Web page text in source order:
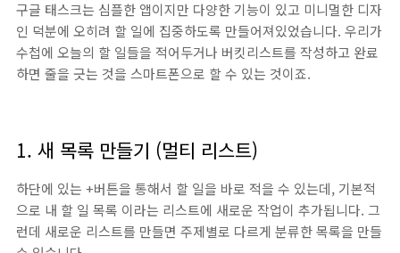
구글 태스크는 심플한 앱이지만 다양한 기능이 있고 미니멀한 디자
인 덕분에 오히려 할 일에 집중하도록 만들어져있었습니다. 우리가
수첩에 오늘의 할 일들을 적어두거나 버킷리스트를 작성하고 완료
하면 줄을 긋는 것을 스마트폰으로 할 수 있는 것이죠.
1. 새 목록 만들기 (멀티 리스트)
하단에 있는 +버튼을 통해서 할 일을 바로 적을 수 있는데, 기본적
으로 내 할 일 목록 이라는 리스트에 새로운 작업이 추가됩니다. 그
런데 새로운 리스트를 만들면 주제별로 다르게 분류한 목록을 만들